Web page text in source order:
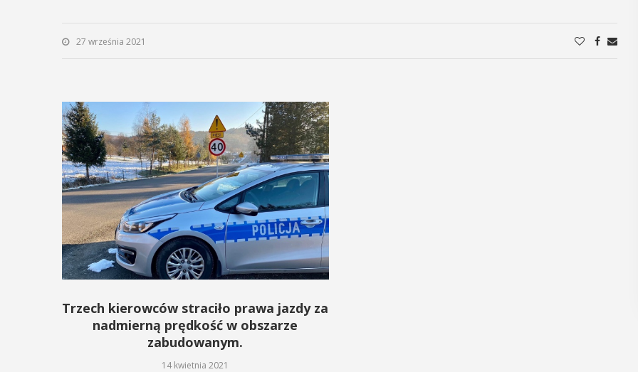
27 września 2021
Trzech kierowców straciło prawa jazdy za
nadmierną prędkość w obszarze
zabudowanym.
14 kwietnia 2021
Międzynarodowe
Spotkania z Folklorem
w dniach 13–20 lipca.
festiwalu jest Gmina
wspierana przez Myślenicki
i Sportu oraz Urząd ...
SZCZEGÓŁY
W ostatni weekend wakacji, czyli 29-30
sierpnia w Myślenicach odbędzie się
piąta edycja Turnieju Myślimira.
Wydarzenie organizowane przez
Muzeum Niepodległości w Myślenicach
odbędzie się na ...
POKAŻ SZCZEGÓŁY